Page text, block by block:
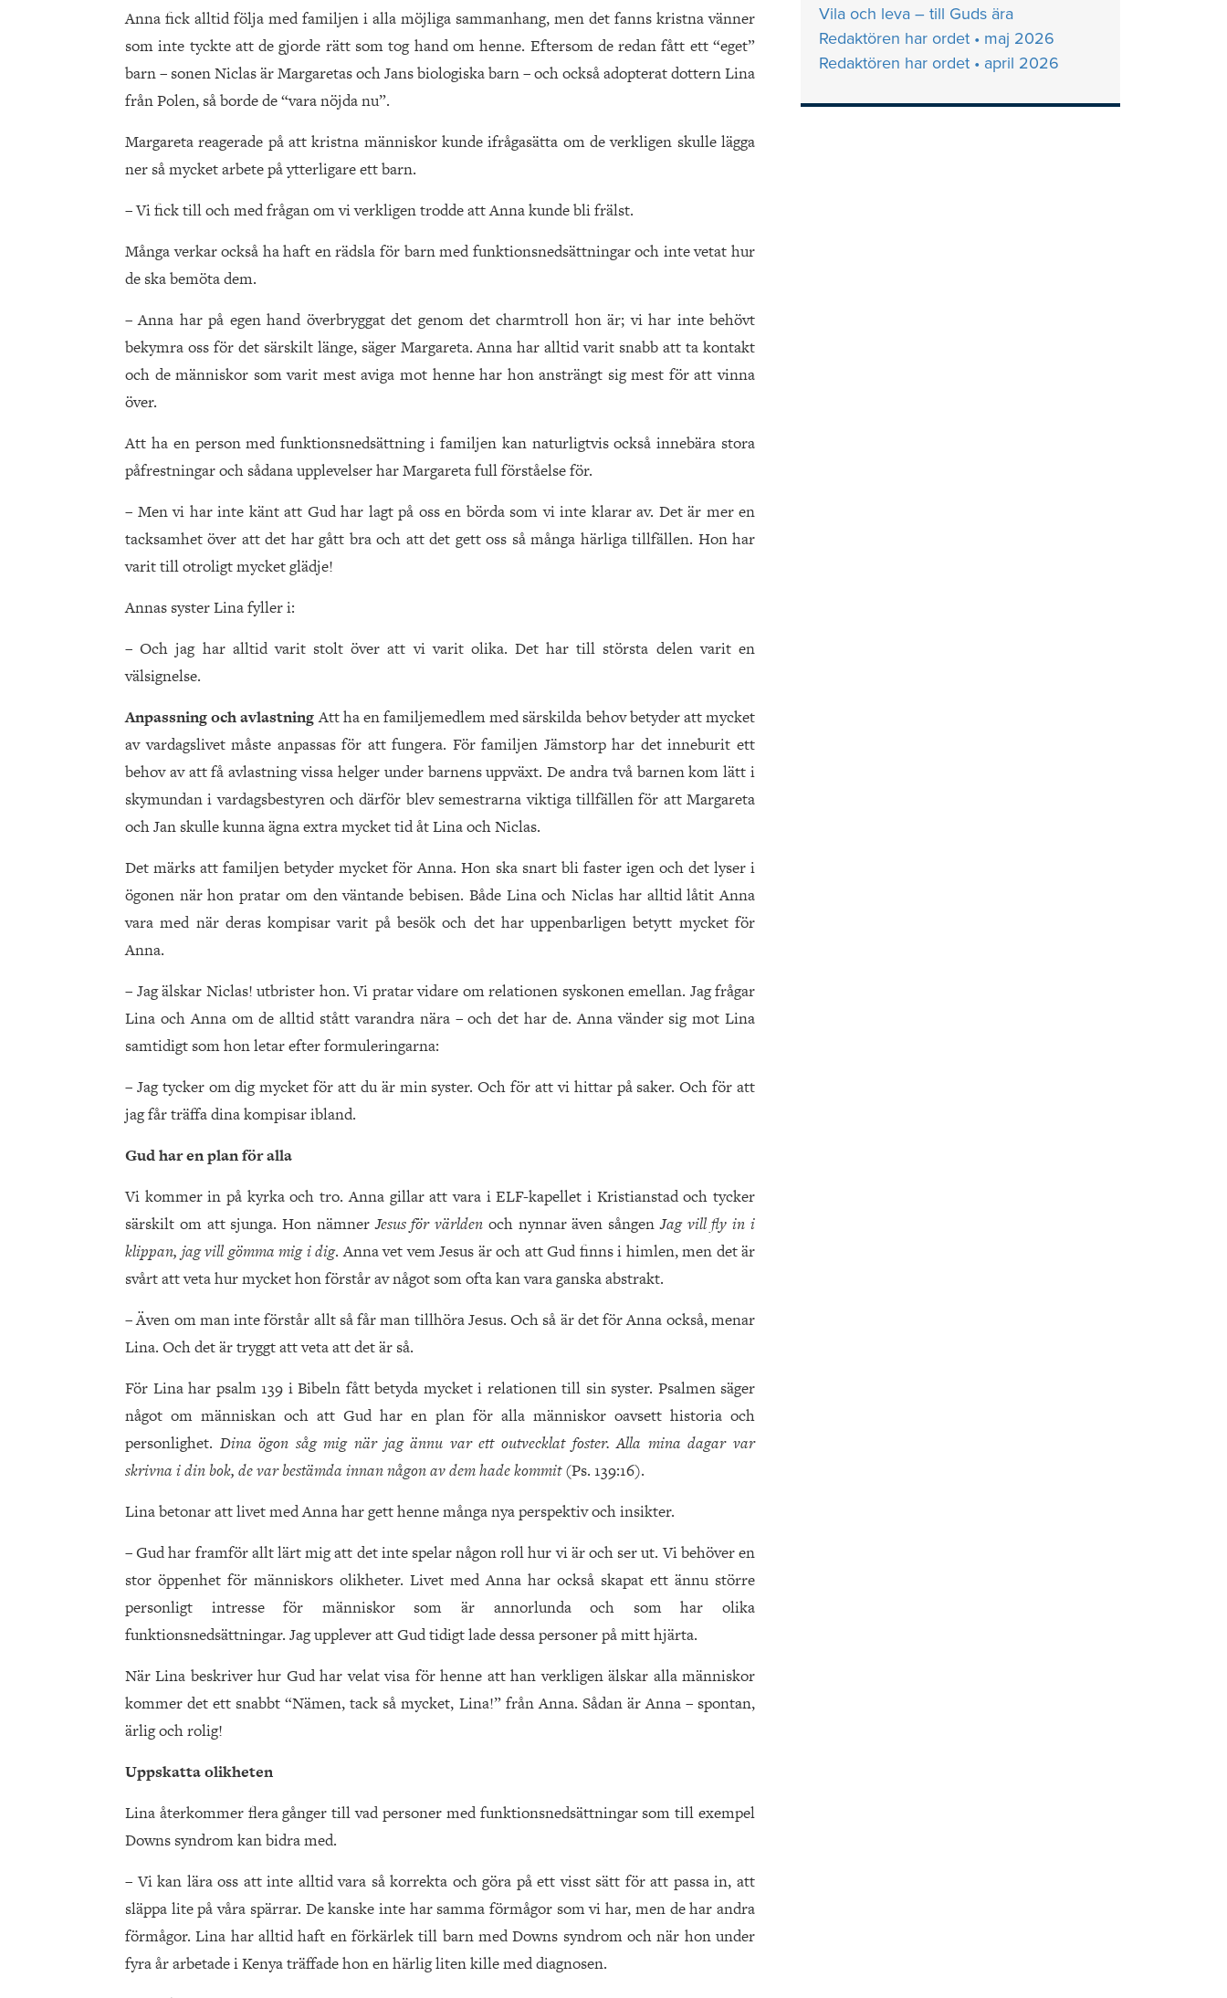
Anna fick alltid följa med familjen i alla möjliga sammanhang, men det fanns kristna vänner
som inte tyckte att de gjorde rätt som tog hand om henne. Eftersom de redan fått ett “eget”
barn – sonen Niclas är Margaretas och Jans biologiska barn – och också adopterat dottern Lina
från Polen, så borde de “vara nöjda nu”.
Margareta reagerade på att kristna människor kunde ifrågasätta om de verkligen skulle lägga
ner så mycket arbete på ytterligare ett barn.
– Vi fick till och med frågan om vi verkligen trodde att Anna kunde bli frälst.
Många verkar också ha haft en rädsla för barn med funktionsnedsättningar och inte vetat hur
de ska bemöta dem.
– Anna har på egen hand överbryggat det genom det charmtroll hon är; vi har inte behövt
bekymra oss för det särskilt länge, säger Margareta. Anna har alltid varit snabb att ta kontakt
och de människor som varit mest aviga mot henne har hon ansträngt sig mest för att vinna
över.
Att ha en person med funktionsnedsättning i familjen kan naturligtvis också innebära stora
påfrestningar och sådana upplevelser har Margareta full förståelse för.
– Men vi har inte känt att Gud har lagt på oss en börda som vi inte klarar av. Det är mer en
tacksamhet över att det har gått bra och att det gett oss så många härliga tillfällen. Hon har
varit till otroligt mycket glädje!
Annas syster Lina fyller i:
– Och jag har alltid varit stolt över att vi varit olika. Det har till största delen varit en
välsignelse.
Anpassning och avlastningAtt ha en familjemedlem med särskilda behov betyder att mycket
av vardagslivet måste anpassas för att fungera. För familjen Jämstorp har det inneburit ett
behov av att få avlastning vissa helger under barnens uppväxt. De andra två barnen kom lätt i
skymundan i vardagsbestyren och därför blev semestrarna viktiga tillfällen för att Margareta
och Jan skulle kunna ägna extra mycket tid åt Lina och Niclas.
Det märks att familjen betyder mycket för Anna. Hon ska snart bli faster igen och det lyser i
ögonen när hon pratar om den väntande bebisen. Både Lina och Niclas har alltid låtit Anna
vara med när deras kompisar varit på besök och det har uppenbarligen betytt mycket för
Anna.
– Jag älskar Niclas! utbrister hon. Vi pratar vidare om relationen syskonen emellan. Jag frågar
Lina och Anna om de alltid stått varandra nära – och det har de. Anna vänder sig mot Lina
samtidigt som hon letar efter formuleringarna:
– Jag tycker om dig mycket för att du är min syster. Och för att vi hittar på saker. Och för att
jag får träffa dina kompisar ibland.
Gud har en plan för alla
Vi kommer in på kyrka och tro. Anna gillar att vara i ELF-kapellet i Kristianstad och tycker
särskilt om att sjunga. Hon nämnerJesus för världen och nynnar även sångenJag vill fly in i
klippan, jag vill gömma mig i dig. Anna vet vem Jesus är och att Gud finns i himlen, men det är
svårt att veta hur mycket hon förstår av något som ofta kan vara ganska abstrakt.
– Även om man inte förstår allt så får man tillhöra Jesus. Och så är det för Anna också, menar
Lina. Och det är tryggt att veta att det är så.
För Lina har psalm 139 i Bibeln fått betyda mycket i relationen till sin syster. Psalmen säger
något om människan och att Gud har en plan för alla människor oavsett historia och
personlighet. Dina ögon såg mig när jag ännu var ett outvecklat foster. Alla mina dagar var
skrivna i din bok, de var bestämda innan någon av dem hade kommit(Ps. 139:16).
Lina betonar att livet med Anna har gett henne många nya perspektiv och insikter.
– Gud har framför allt lärt mig att det inte spelar någon roll hur vi är och ser ut. Vi behöver en
stor öppenhet för människors olikheter. Livet med Anna har också skapat ett ännu större
personligt intresse för människor som är annorlunda och som har olika
funktionsnedsättningar. Jag upplever att Gud tidigt lade dessa personer på mitt hjärta.
När Lina beskriver hur Gud har velat visa för henne att han verkligen älskar alla människor
kommer det ett snabbt “Nämen, tack så mycket, Lina!” från Anna. Sådan är Anna – spontan,
ärlig och rolig!
Uppskatta olikheten
Lina återkommer flera gånger till vad personer med funktionsnedsättningar som till exempel
Downs syndrom kan bidra med.
– Vi kan lära oss att inte alltid vara så korrekta och göra på ett visst sätt för att passa in, att
släppa lite på våra spärrar. De kanske inte har samma förmågor som vi har, men de har andra
förmågor. Lina har alltid haft en förkärlek till barn med Downs syndrom och när hon under
fyra år arbetade i Kenya träffade hon en härlig liten kille med diagnosen.
Vila och leva – till Guds ära
Redaktören har ordet • maj 2026
Redaktören har ordet • april 2026